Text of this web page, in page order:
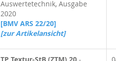
Auswertetechnik, Ausgabe
2020
[BMV ARS 22/20]
[zur Artikelansicht]